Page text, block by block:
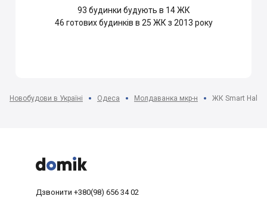
93 будинки будують в 14 ЖК
46 готових будинків в 25 ЖК з 2013 року
Новобудови в Україні Одеса Молдаванка мкр-н ЖК Smart Hall



Дзвонити +380(98) 656 34 02